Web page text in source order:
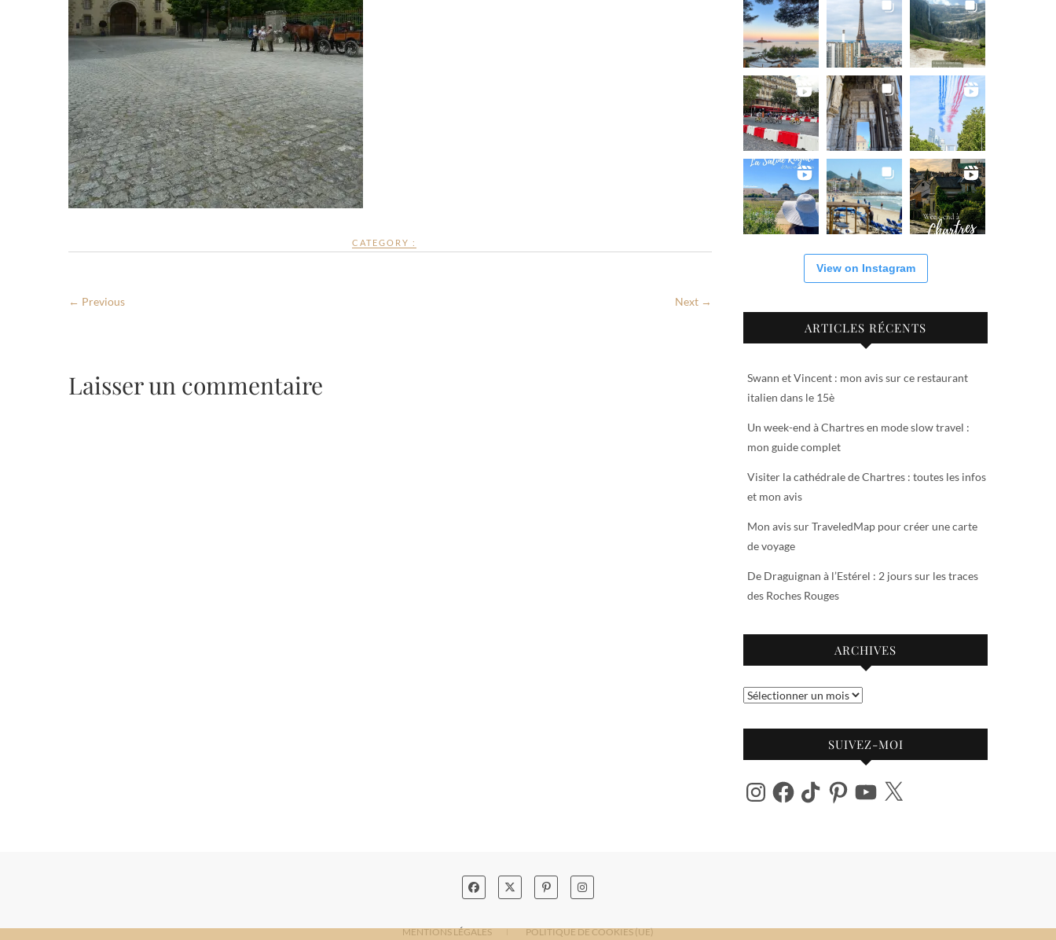
CATEGORY :
← Previous Next →
Laisser un commentaire
View on Instagram
ARTICLES RÉCENTS
Swann et Vincent : mon avis sur ce restaurant
italien dans le 15è
Un week-end à Chartres en mode slow travel :
mon guide complet
Visiter la cathédrale de Chartres : toutes les infos
et mon avis
Mon avis sur TraveledMap pour créer une carte
de voyage
De Draguignan à l’Estérel : 2 jours sur les traces
des Roches Rouges
ARCHIVES
Archives
SUIVEZ-MOI
InstagramFacebook
TikTok PinterestYouTube
X
MENTIONS LÉGALES POLITIQUE DE COOKIES (UE)